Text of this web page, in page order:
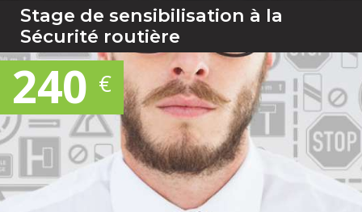
Stage de sensibilisation à la
Sécurité routière
240 €